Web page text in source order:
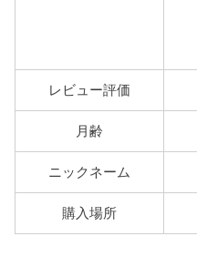
レビュー評価
月齢
ニックネーム
購入場所